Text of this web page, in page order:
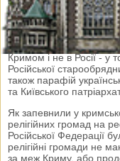
громади російської
громади Криму
січня 2015 року. Зараз
подальшого існування
Кримом і не в Росії - у
Російської
також парафій
та Київського
Як запевнили у
релігійних громад на
Російської Федерації
релігійні громади не
за меж Криму, або